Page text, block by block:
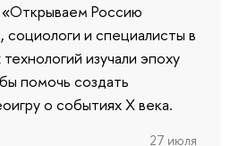
Россию
социологи и специалисты в
изучали эпоху
помочь создать
о событиях X века.
27 июля